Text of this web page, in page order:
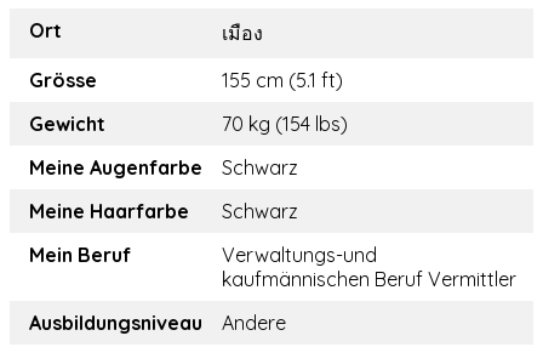
Ort
เมือง
Grösse
155 cm (5.1 ft)
Gewicht
70 kg (154 lbs)
Meine Augenfarbe
Schwarz
Meine Haarfarbe
Schwarz
Mein Beruf
Verwaltungs-und
kaufmännischen Beruf Vermittler
Ausbildungsniveau
Andere